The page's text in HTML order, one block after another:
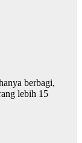
berbagi,
lebih 15